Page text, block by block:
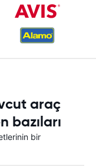
araç
bazıları
bir